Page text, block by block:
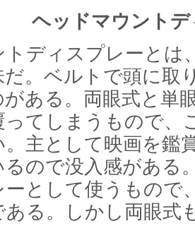
ヘッドマウント
ディスプレーとは
。ベルトで頭に取
ある。両眼式と単
てしまうもので、
主として映画を鑑
ので没入感がある
として使うもので
る。しかし両眼式